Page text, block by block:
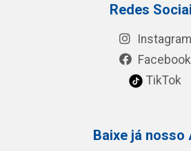
Redes
Instagram
Facebook
TikTok
Baixe já nosso